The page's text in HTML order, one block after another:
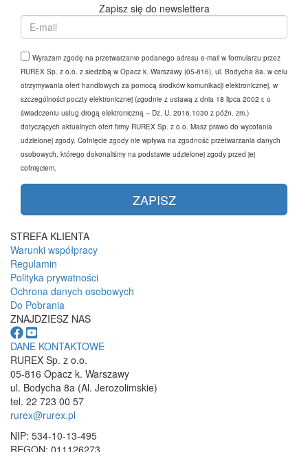
Zapisz się do newslettera
Wyrażam zgodę na przetwarzanie podanego adresu e-mail w formularzu przez
RUREX Sp. z o.o. z siedzibą w Opacz k. Warszawy (05-816), ul. Bodycha 8a. w celu
otrzymywania ofert handlowych za pomocą środków komunikacji elektronicznej, w
szczególności poczty elektronicznej (zgodnie z ustawą z dnia 18 lipca 2002 r. o
świadczeniu usług drogą elektroniczną – Dz. U. 2016.1030 z późn. zm.)
dotyczących aktualnych ofert firmy RUREX Sp. z o.o. Masz prawo do wycofania
udzielonej zgody. Cofnięcie zgody nie wpływa na zgodność przetwarzania danych
osobowych, którego dokonaliśmy na podstawie udzielonej zgody przed jej
cofnięciem.
STREFA KLIENTA
Warunki współpracy
Regulamin
Polityka prywatności
Ochrona danych osobowych
Do Pobrania
ZNAJDZIESZ NAS
DANE KONTAKTOWE
RUREX Sp. z o.o.
05-816 Opacz k. Warszawy
ul. Bodycha 8a (Al. Jerozolimskie)
tel. 22 723 00 57
rurex@rurex.pl
NIP: 534-10-13-495
REGON: 011126273